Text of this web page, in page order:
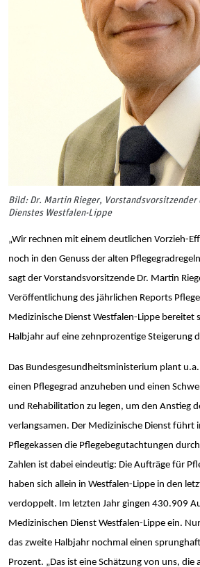
Bild: Dr. Martin Rieger, Vorstandsvorsitzender
Dienstes Westfalen-Lippe
„Wir rechnen mit einem deutlichen Vorzieh-
noch in den Genuss der alten
sagt der Vorstandsvorsitzende Dr. Martin
Veröffentlichung des jährlichen Reports
Medizinische Dienst Westfalen-Lippe bereitet
Halbjahr auf eine zehnprozentige Steigerung
Das Bundesgesundheitsministerium plant
einen Pflegegrad anzuheben und einen
und Rehabilitation zu legen, um den Anstieg
verlangsamen. Der Medizinische Dienst führt
Pflegekassen die Pflegebegutachtungen
Zahlen ist dabei eindeutig: Die Aufträge für
haben sich allein in Westfalen-Lippe in den
verdoppelt. Im letzten Jahr gingen 430.909
Medizinischen Dienst Westfalen-Lippe ein.
das zweite Halbjahr nochmal einen
Prozent. „Das ist eine Schätzung von uns,